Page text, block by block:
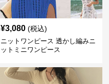
¥3,080 (税込)
ニットワンピース 透かし編みニ
ットミニワンピース